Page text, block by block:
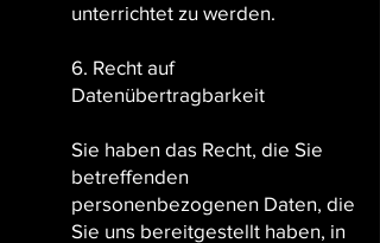
unterrichtet zu werden.
6. Recht auf
Datenübertragbarkeit
Sie haben das Recht, die Sie
betreffenden
personenbezogenen Daten, die
Sie uns bereitgestellt haben, in